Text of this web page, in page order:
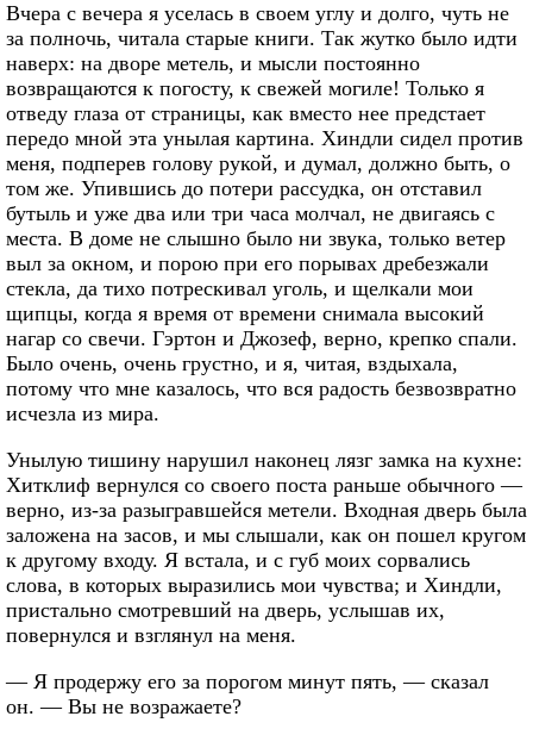
Вчера с вечера я уселась в своем углу и долго, чуть не
за полночь, читала старые книги. Так жутко было идти
наверх: на дворе метель, и мысли постоянно
возвращаются к погосту, к свежей могиле! Только я
отведу глаза от страницы, как вместо нее предстает
передо мной эта унылая картина. Хиндли сидел против
меня, подперев голову рукой, и думал, должно быть, о
том же. Упившись до потери рассудка, он отставил
бутыль и уже два или три часа молчал, не двигаясь с
места. В доме не слышно было ни звука, только ветер
выл за окном, и порою при его порывах дребезжали
стекла, да тихо потрескивал уголь, и щелкали мои
щипцы, когда я время от времени снимала высокий
нагар со свечи. Гэртон и Джозеф, верно, крепко спали.
Было очень, очень грустно, и я, читая, вздыхала,
потому что мне казалось, что вся радость безвозвратно
исчезла из мира.
Унылую тишину нарушил наконец лязг замка на кухне:
Хитклиф вернулся со своего поста раньше обычного —
верно, из-за разыгравшейся метели. Входная дверь была
заложена на засов, и мы слышали, как он пошел кругом
к другому входу. Я встала, и с губ моих сорвались
слова, в которых выразились мои чувства; и Хиндли,
пристально смотревший на дверь, услышав их,
повернулся и взглянул на меня.
— Я продержу его за порогом минут пять, — сказал
он. — Вы не возражаете?